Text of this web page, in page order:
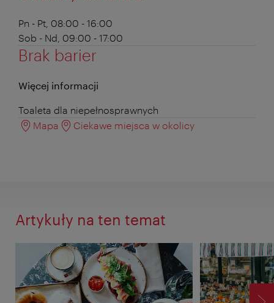
Pn - Pt, 08:00 - 16:00
Sob - Nd, 09:00 - 17:00
Brak barier
Więcej informacji
Toaleta dla niepełnosprawnych
Mapa
Ciekawe miejsca w okolicy
Artykuły na ten temat